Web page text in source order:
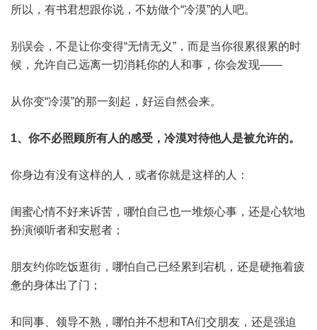
所以，有书君想跟你说，不妨做个“冷漠”的人吧。
别误会，不是让你变得“无情无义”，而是当你很累很累的时
候，允许自己远离一切消耗你的人和事，你会发现——
从你变“冷漠”的那一刻起，好运自然会来。
1、你不必照顾所有人的感受，冷漠对待他人是被允许的。
你身边有没有这样的人，或者你就是这样的人：
闺蜜心情不好来诉苦，哪怕自己也一堆烦心事，还是心软地
扮演倾听者和安慰者；
朋友约你吃饭逛街，哪怕自己已经累到宕机，还是硬拖着疲
惫的身体出了门；
和同事、领导不熟，哪怕并不想和TA们交朋友，还是强迫